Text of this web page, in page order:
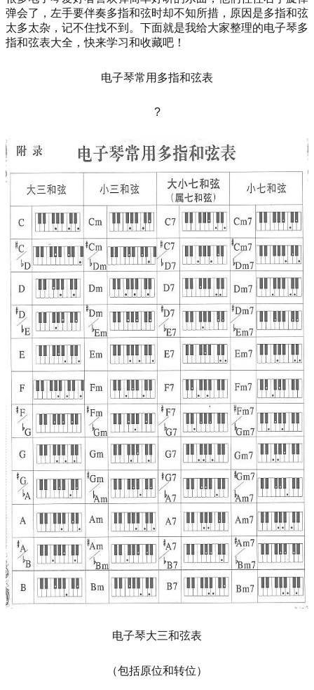
弹会了，左手要伴奏多指和弦时却不知所措，原因是多指和弦
太多太杂，记不住找不到。下面就是我给大家整理的电子琴多
指和弦表大全，快来学习和收藏吧！
电子琴常用多指和弦表
?
电子琴大三和弦表
（包括原位和转位）